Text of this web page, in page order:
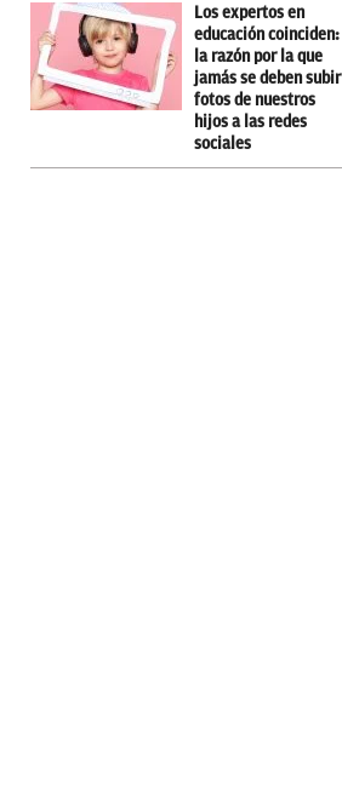
Los expertos en
educación coinciden:
la razón por la que
jamás se deben subir
fotos de nuestros
hijos a las redes
sociales